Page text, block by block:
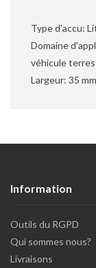
Type d'accu:
Domaine
véhicule
Largeur: 35
Information
Outils du RGPD
Qui sommes nous?
Livraisons